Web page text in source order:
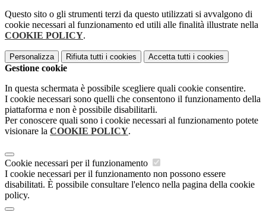
Questo sito o gli strumenti terzi da questo utilizzati si avvalgono di
cookie necessari al funzionamento ed utili alle finalità illustrate nella
COOKIE POLICY.
Personalizza Rifiuta tutti i cookies Accetta tutti i cookies
Gestione cookie
In questa schermata è possibile scegliere quali cookie consentire.
I cookie necessari sono quelli che consentono il funzionamento della
piattaforma e non è possibile disabilitarli.
Per conoscere quali sono i cookie necessari al funzionamento potete
visionare la COOKIE POLICY.
Cookie necessari per il funzionamento
I cookie necessari per il funzionamento non possono essere
disabilitati. È possibile consultare l'elenco nella pagina della cookie
policy.